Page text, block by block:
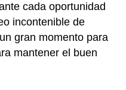
cada oportunidad
incontenible de
gran momento para
mantener el buen